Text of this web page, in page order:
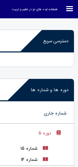
فصلنامه ایده های نو در تعلیم و تربیت
دسترسی سریع
دوره ها و شماره ها
شماره جاری
دوره 5
شماره 15
شماره 14